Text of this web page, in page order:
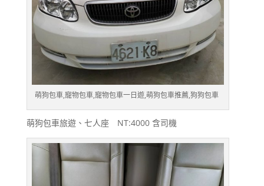
萌狗包車,寵物包車,寵物包車一日遊,萌狗包車推薦,狗狗包車
萌狗包車旅遊、七人座 NT:4000 含司機